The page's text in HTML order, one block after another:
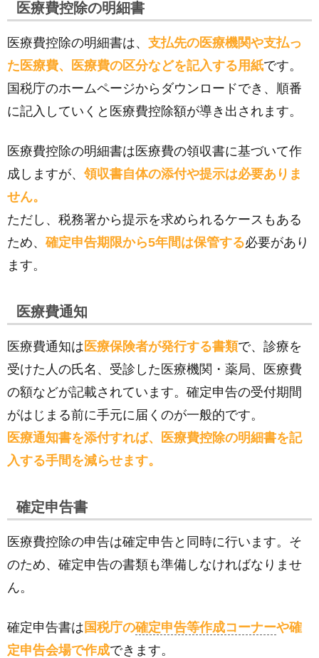
医療費控除の明細書
医療費控除の明細書は、 支払先の医療機関や支払っ
た医療費、医療費の区分などを記入する用紙です。
国税庁のホームページからダウンロードでき、順番
に記入していくと医療費控除額が導き出されます。
医療費控除の明細書は医療費の領収書に基づいて作
成しますが、 領収書自体の添付や提示は必要ありま
せん。
ただし、税務署から提示を求められるケースもある
ため、確定申告期限から5年間は保管する必要があり
ます。
医療費通知
医療費通知は 医療保険者が発行する書類で、診療を
受けた人の氏名、受診した医療機関・薬局、医療費
の額などが記載されています。確定申告の受付期間
がはじまる前に手元に届くのが一般的です。
医療通知書を添付すれば、医療費控除の明細書を記
入する手間を減らせます。
確定申告書
医療費控除の申告は確定申告と同時に行います。そ
のため、確定申告の書類も準備しなければなりませ
ん。
確定申告書は 国税庁の確定申告等作成コーナーや確
定申告会場で作成できます。